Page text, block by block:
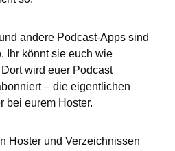
andere Podcast-Apps sind
. Ihr könnt sie euch wie
wird euer Podcast
– die eigentlichen
bei eurem Hoster.
Hoster und Verzeichnissen